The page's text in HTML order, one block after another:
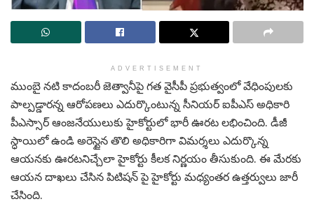
ADVERTISEMENT
ముంబై నటి కాదంబరీ జెత్వానీపై గత వైసీపీ ప్రభుత్వంలో వేధింపులకు
పాల్పడ్డారన్న ఆరోపణలు ఎదుర్కొంటున్న సీనియర్ ఐపీఎస్ అధికారి
పీఎస్సార్ ఆంజనేయులుకు హైకోర్టులో భారీ ఊరట లభించింది. డీజీ
స్ధాయిలో ఉండి అరెస్టైన తొలి అధికారిగా విమర్శలు ఎదుర్కొన్న
ఆయనకు ఊరటనిచ్చేలా హైకోర్టు కీలక నిర్ణయం తీసుకుంది. ఈ మేరకు
ఆయన దాఖలు చేసిన పిటిషన్ పై హైకోర్టు మధ్యంతర ఉత్తర్వులు జారీ
చేసింది.